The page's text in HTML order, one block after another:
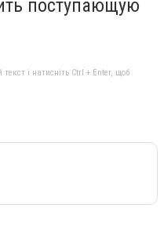
поступающую
і натисніть Ctrl + Enter, щоб